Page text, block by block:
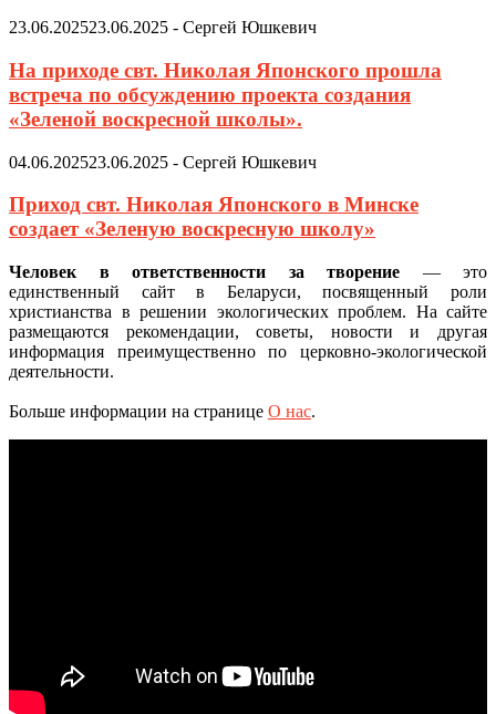
23.06.202523.06.2025 - Сергей Юшкевич
На приходе свт. Николая Японского прошла
встреча по обсуждению проекта создания
«Зеленой воскресной школы».
04.06.202523.06.2025 - Сергей Юшкевич
Приход свт. Николая Японского в Минске
создает «Зеленую воскресную школу»
Человек в ответственности за творение — это
единственный сайт в Беларуси, посвященный роли
христианства в решении экологических проблем. На сайте
размещаются рекомендации, советы, новости и другая
информация преимущественно по церковно-экологической
деятельности.
Больше информации на странице О нас.